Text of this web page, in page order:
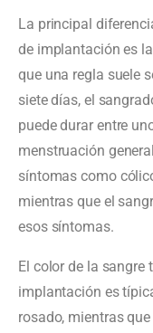
La principal
de implantación es
que una regla suele
siete días, el
puede durar entre
menstruación
síntomas como
mientras que el
esos síntomas.
El color de la sangre
implantación es
rosado, mientras